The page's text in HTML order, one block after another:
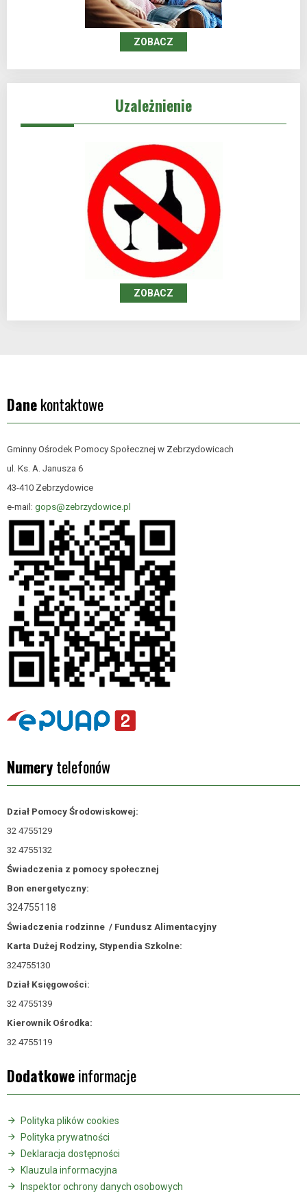
ZOBACZ
Uzależnienie
ZOBACZ
Danekontaktowe
Gminny Ośrodek Pomocy Społecznej w Zebrzydowicach
ul. Ks. A. Janusza 6
43-410 Zebrzydowice
e-mail: gops@zebrzydowice.pl
Numerytelefonów
Dział Pomocy Środowiskowej:
32 4755129
32 4755132
Świadczenia z pomocy społecznej
Bon energetyczny:
324755118
Świadczenia rodzinne / Fundusz Alimentacyjny
Karta Dużej Rodziny, Stypendia Szkolne:
324755130
Dział Księgowości:
32 4755139
Kierownik Ośrodka:
32 4755119
Dodatkoweinformacje
Polityka plików cookies
Polityka prywatności
Deklaracja dostępności
Klauzula informacyjna
Inspektor ochrony danych osobowych